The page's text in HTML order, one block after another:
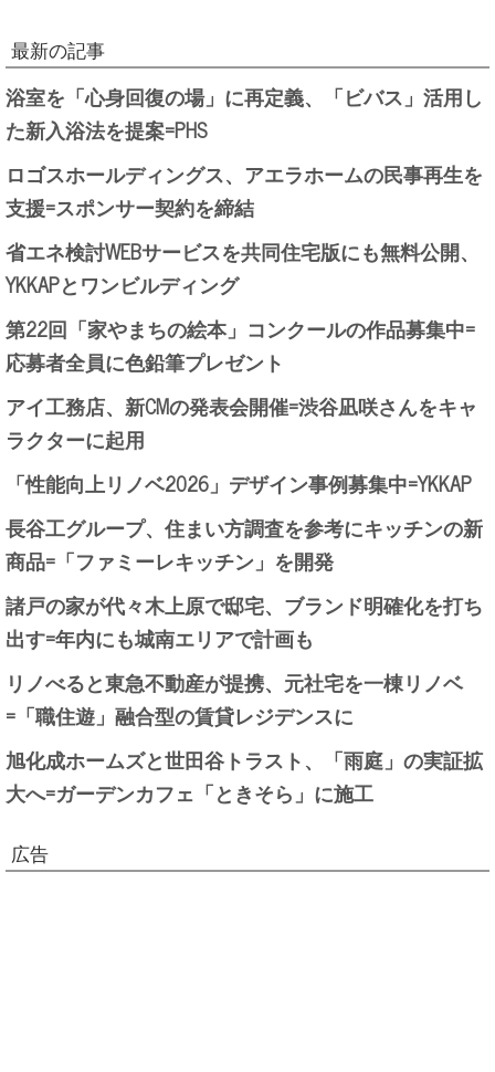
最新の記事
浴室を「心身回復の場」に再定義、「ビバス」活用し
た新入浴法を提案=PHS
ロゴスホールディングス、アエラホームの民事再生を
支援=スポンサー契約を締結
省エネ検討WEBサービスを共同住宅版にも無料公開、
YKKAPとワンビルディング
第22回「家やまちの絵本」コンクールの作品募集中=
応募者全員に色鉛筆プレゼント
アイ工務店、新CMの発表会開催=渋谷凪咲さんをキャ
ラクターに起用
「性能向上リノベ2026」デザイン事例募集中=YKKAP
長谷工グループ、住まい方調査を参考にキッチンの新
商品=「ファミーレキッチン」を開発
諸戸の家が代々木上原で邸宅、ブランド明確化を打ち
出す=年内にも城南エリアで計画も
リノべると東急不動産が提携、元社宅を一棟リノベ
=「職住遊」融合型の賃貸レジデンスに
旭化成ホームズと世田谷トラスト、「雨庭」の実証拡
大へ=ガーデンカフェ「ときそら」に施工
広告